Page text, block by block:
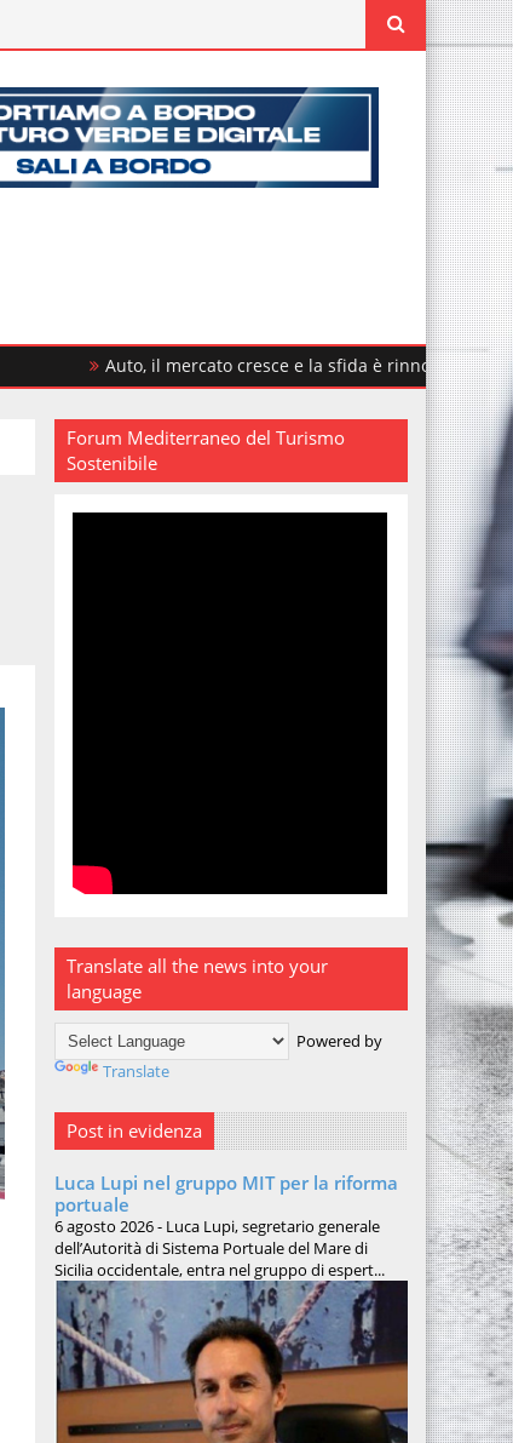
Auto, il mercato cresce e la sfida è rinnovare il parco
Forum Mediterraneo del Turismo
Sostenibile
Translate all the news into your
language
Powered by
Translate
Post in evidenza
Luca Lupi nel gruppo MIT per la riforma
portuale
6 agosto 2026 - Luca Lupi, segretario generale
dell’Autorità di Sistema Portuale del Mare di
Sicilia occidentale, entra nel gruppo di espert...